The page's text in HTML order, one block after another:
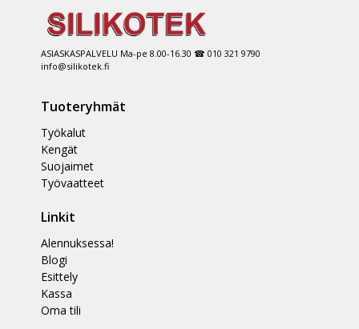
ASIASKASPALVELU Ma-pe 8.00-16.30 ☎ 010 321 9790
info@silikotek.fi
Tuoteryhmät
Työkalut
Kengät
Suojaimet
Työvaatteet
Linkit
Alennuksessa!
Blogi
Esittely
Kassa
Oma tili